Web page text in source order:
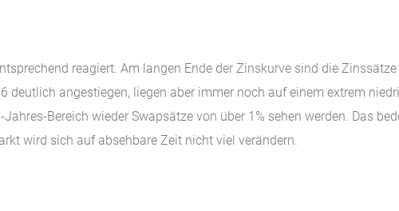
reagiert. Am langen Ende der Zinskurve sind die Zinssätze
deutlich angestiegen, liegen aber immer noch auf einem extrem
Bereich wieder Swapsätze von über 1% sehen werden. Das
wird sich auf absehbare Zeit nicht viel verändern.